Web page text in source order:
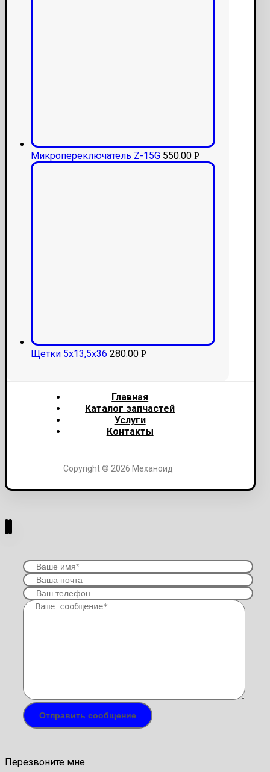
Микропереключатель Z-15G 550.00 Р
Щетки 5x13,5x36 280.00 Р
Главная
Каталог запчастей
Услуги
Контакты
Copyright © 2026 Механоид
Перезвоните мне